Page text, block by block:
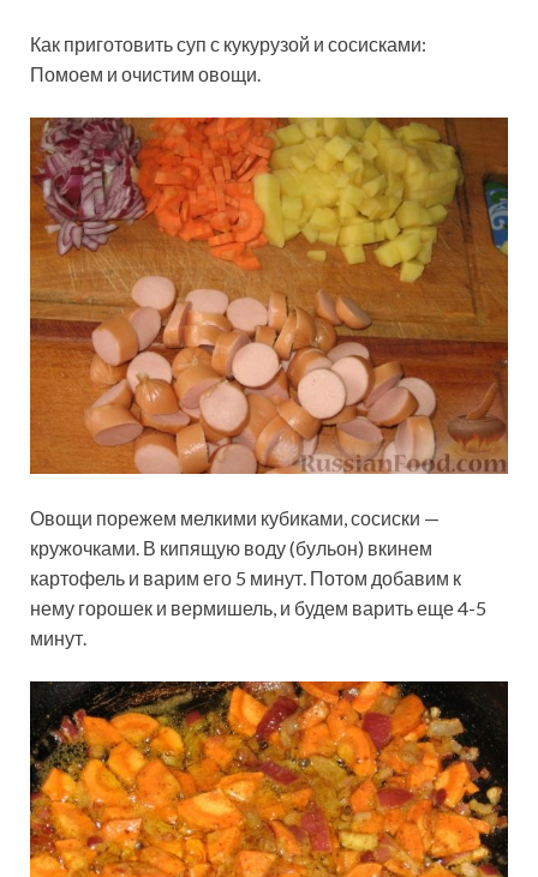
Как приготовить суп с кукурузой и сосисками:
Помоем и очистим овощи.
Овощи порежем мелкими кубиками, сосиски —
кружочками. В кипящую воду (бульон) вкинем
картофель и варим его 5 минут. Потом добавим к
нему горошек и вермишель, и будем варить еще 4-5
минут.